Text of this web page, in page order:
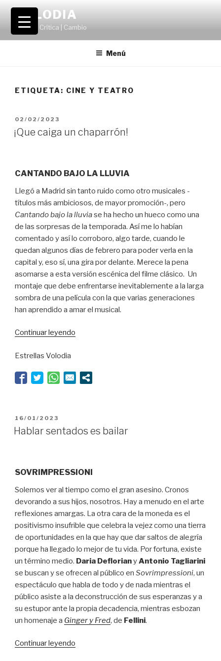
Saltar
contenido
VOLODIA
Teatro | Crítica | Cambio
Menú
ETIQUETA: CINE Y TEATRO
PUBLICADO
EL
02/02/2023
¡Que caiga un chaparrón!
CANTANDO BAJO LA LLUVIA
Llegó a Madrid sin tanto ruido como otro musicales -
títulos más ambiciosos, de mayor promoción-, pero
Cantando bajo la lluviase ha hecho un hueco como una
de las sorpresas de la temporada. Así me lo habían
comentado y así lo corroboro, algo tarde, cuando le
quedan algunos días de febrero para poder verla en la
capital y, eso sí, una gira por delante. Merece la pena
asomarse a esta versión escénica del filme clásico. Un
montaje que debe enfrentarse inevitablemente a la larga
sombra de una película con la que varias generaciones
han aprendido a amar el musical.
Continuar leyendo
Estrellas Volodia
PUBLICADO
EL
16/01/2023
Hablar sentados es bailar
SOVRIMPRESSIONI
Solemos ver al tiempo como el gran asesino. Cronos
devorando a sus hijos, nosotros. Hay a menudo en el arte
reflexiones amargas. La otra cara de la moneda es el
positivismo insufrible que celebra la vejez como una tierra
de oportunidades en la que hay que dar saltos de alegría
porque ha llegado lo mejor de tu vida. Por fortuna, existe
un término medio. Daria DeflorianyAntonio Tagliarini
se buscan y se ofrecen al público en Sovrimpressioni, un
espectáculo que habla de todo y de nada mientras el
público asiste a la deconstrucción de sus esperanzas y a
su estupor ante la propia decadencia, mientras esbozan
un homenaje a Ginger y Fred, de Fellini.
Continuar leyendo